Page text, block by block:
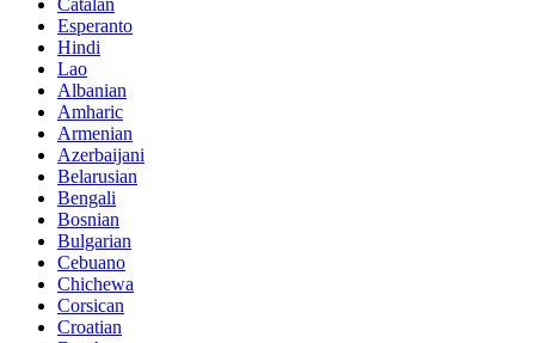
Catalan
Esperanto
Hindi
Lao
Albanian
Amharic
Armenian
Azerbaijani
Belarusian
Bengali
Bosnian
Bulgarian
Cebuano
Chichewa
Corsican
Croatian